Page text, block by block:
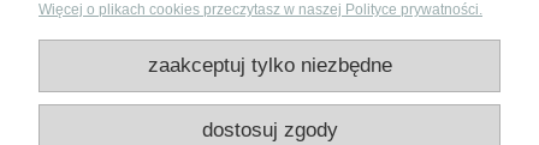
Zakupy
Pomoc
Moje konto
Więcej o plikach cookies przeczytasz w naszej Polityce prywatności.
zaakceptuj tylko niezbędne
dostosuj zgody